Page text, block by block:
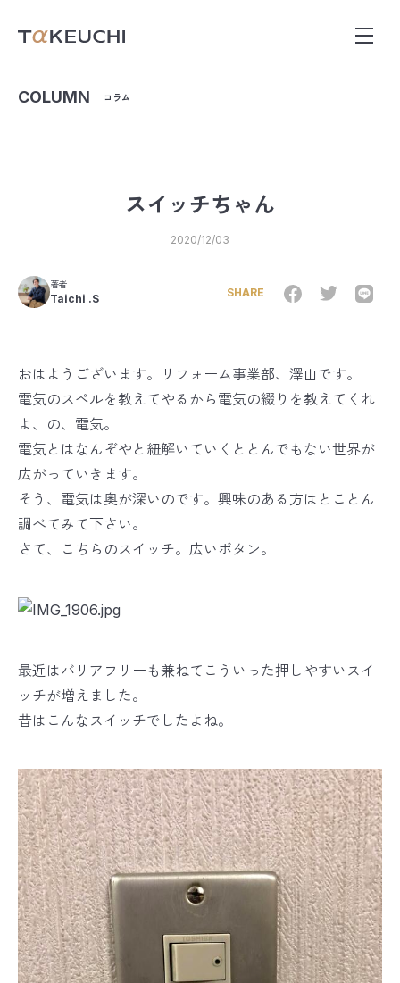
COLUMN コラム
スイッチちゃん
2020/12/03
著者
Taichi .S SHARE
おはようございます。リフォーム事業部、澤山です。
電気のスペルを教えてやるから電気の綴りを教えてくれ
よ、の、電気。
電気とはなんぞやと紐解いていくととんでもない世界が
広がっていきます。
そう、電気は奥が深いのです。興味のある方はとことん
調べてみて下さい。
さて、こちらのスイッチ。広いボタン。
最近はバリアフリーも兼ねてこういった押しやすいスイ
ッチが増えました。
昔はこんなスイッチでしたよね。